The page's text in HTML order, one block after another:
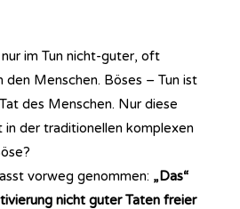
im Tun nicht-guter, oft
den Menschen. Böses – Tun ist
des Menschen. Nur diese
in der traditionellen komplexen
vorweg genommen: „Das“
nicht guter Taten freier